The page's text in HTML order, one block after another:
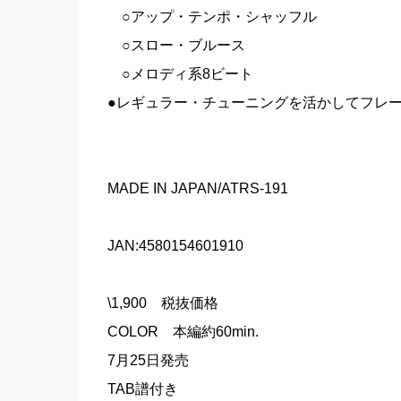
○アップ・テンポ・シャッフル
○スロー・ブルース
○メロディ系8ビート
●レギュラー・チューニングを活かしてフレ
MADE IN JAPAN/ATRS-191
JAN:4580154601910
\1,900 税抜価格
COLOR 本編約60min.
7月25日発売
TAB譜付き